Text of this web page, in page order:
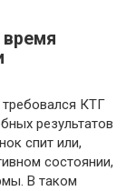
КТГ
результатов
спит или,
состоянии,
В таком